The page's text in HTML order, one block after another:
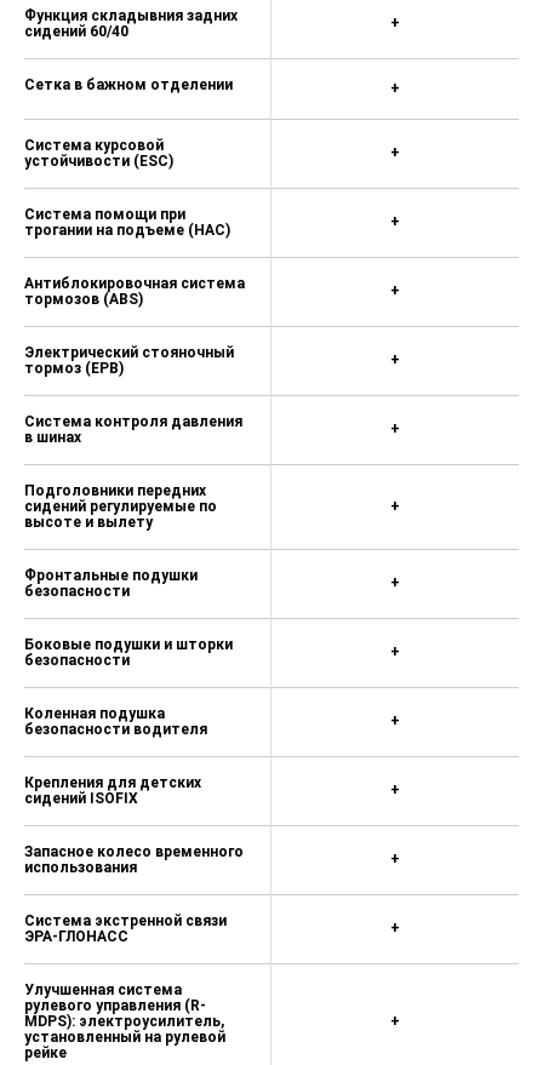
Функция складывния задних
сидений 60/40
Сетка в бажном отделении
Система курсовой
устойчивости (ESС)
Cистема помощи при
трогании на подъеме (HAC)
Антиблокировочная система
тормозов (ABS)
Электрический стояночный
тормоз (EPB)
Система контроля давления
в шинах
Подголовники передних
сидений регулируемые по
высоте и вылету
Фронтальные подушки
безопасности
Боковые подушки и шторки
безопасности
Коленная подушка
безопасности водителя
Крепления для детских
сидений ISOFIX
Запасное колесо временного
использования
Система экстренной связи
ЭРА-ГЛОНАСС
Улучшенная система
рулевого управления (R-
MDPS): электроусилитель,
установленный на рулевой
рейке
+
+
+
+
+
+
+
+
+
+
+
+
+
+
+